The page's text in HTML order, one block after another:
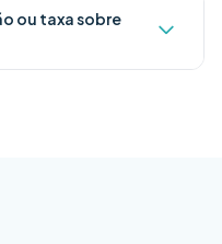
ou taxa sobre